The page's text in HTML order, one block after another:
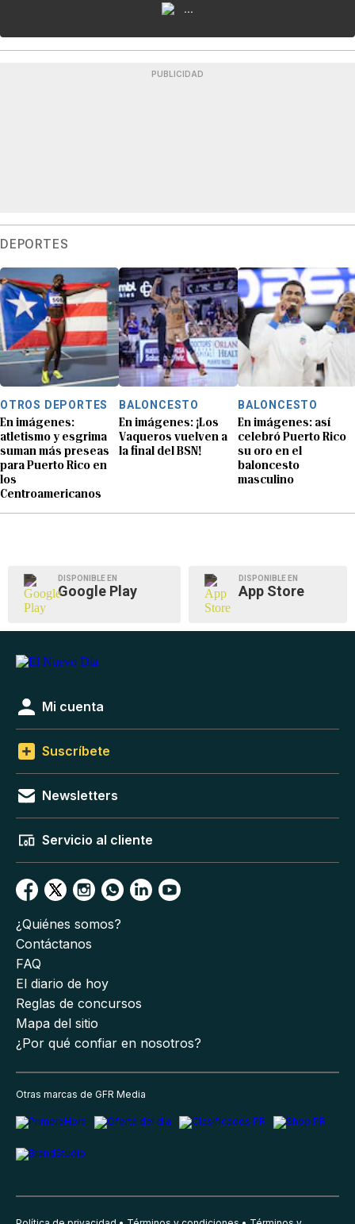
...
PUBLICIDAD
DEPORTES
OTROS DEPORTES
En imágenes:
atletismo y esgrima
suman más preseas
para Puerto Rico en
los
Centroamericanos
BALONCESTO
En imágenes: ¡Los
Vaqueros vuelven a
la final del BSN!
BALONCESTO
En imágenes: así
celebró Puerto Rico
su oro en el
baloncesto
masculino
DISPONIBLE EN
Google Play
DISPONIBLE EN
App Store
Mi cuenta
Suscríbete
Newsletters
Servicio al cliente
¿Quiénes somos?
Contáctanos
FAQ
El diario de hoy
Reglas de concursos
Mapa del sitio
¿Por qué confiar en nosotros?
Otras marcas de GFR Media